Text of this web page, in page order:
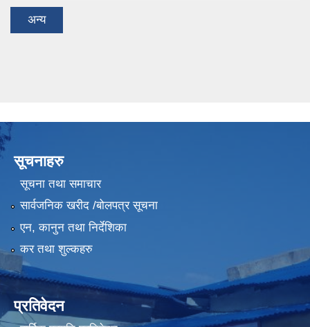
अन्य
सूचनाहरु
सूचना तथा समाचार
सार्वजनिक खरीद /बोलपत्र सूचना
एन, कानुन तथा निर्देशिका
कर तथा शुल्कहरु
प्रतिवेदन